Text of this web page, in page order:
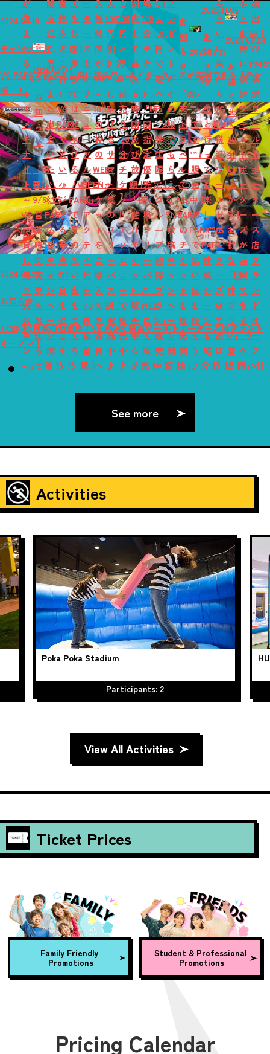
が
生
ま
れ
る
『VS
ト
キ
メ
キ
ナ
イ
ト
～
VS
PARK
貸
し
切
り
大
合
コ
ン
～』
2026.08.04
お
知
ら
せ
【重
要】
9/5(土)
営
業
時
間
変
更
の
お
知
ら
せ
降
る
丘
で、
君
と
ま
た
出
会
い
た
い。』
×VS
PARK
応
援
キ
ャ
ン
ペ
ー
ン
開
催！
夏
休
み
ど
こ
行
く？
VS
PARK
で
笑
い
ハ
ジ
け
る
最
高
の1
日
を
過
ご
そ
う！
で
も
快
適！
家
族
で
は
し
ゃ
げ
る
「VS
PARK」
で
夏
の
思
い
出
を
つ
く
ろ
う！
ー
タ
ー
ズ
店
が
リ
ニ
ュ
ー
ア
ル
OPEN♬
新
ア
ク
テ
イ
ビ
テ
ィ3
種
類
登
場！
入
場
時
間
が
9:00
～
10:15
の
枠
の
WEB
チ
ケ
ッ
ト
を
ご
購
入
の
お
客
様
へ
人
300
円
引
き！
「は
し
ゃ
げ
る
サ
マ
ー！
夏
の
フ
リ
ー
パ
ス
割」
実
施
中
♪
ら
100
円
お
得！
WEB
前
売
り
120
分
チ
ケ
ッ
ト
ア
ソ
ビ
ュ
ー
で
販
売
中
♪
閉
店
ま
で
最
長
5
時
間
遊
び
放
題！
「夜
遊
び
チ
ケ
ッ
ト」
販
売
中
☆
彡
場
120
分
チ
ケ
ッ
ト」
「時
間
指
定
優
先
入
場
フ
リ
ー
パ
ス」
WEB
に
て
販
売！
ら1
人
1,000
円
で
遊
べ
る
「大
学
生
限
定！
グ
ル
ー
プ
超
得
プ
ラ
ン」
販
売
中！
プ
レ
ゼ
ン
ト
が
そ
の
場
で
も
ら
え
る！
SNS
投
稿
キ
ャ
ン
ペ
ー
ン
開
催！
お
知
ら
せ
「楽
天
ト
ラ
ベ
ル」
で
VS
PARK
の
チ
ケ
ッ
ト
を
販
売
開
始！
2025.12.23
「写
ル
ン
で
す
™」
販
売
中！
VS
PARK
で
思
い
出
を
残
そ
う
♪
2025.11.06
お
知
ら
せ
誰
と
行
っ
て
も
楽
し
い"VS
PARK"！
体
験
シ
ー
ン
を
紹
介！
み
ら
い
に
来
た
ら
VS
PARK
横
浜
ワ
ー
ル
ド
ポ
ー
タ
ー
ズ
店
で
遊
ぼ
う！
2024.08.24
お
知
ら
せ
20
名
以
上
か
ら！
お
得
な
「団
体
プ
ラ
ン」
登
場！
ぶ
と
お
得
に
横
浜
ワ
ー
ル
ド
ポ
ー
タ
ー
ズ
が
満
喫
で
き
る
「チ
ケ
得」！
初
出
店！
VS
PARK
横
浜
ワ
ー
ル
ド
ポ
ー
タ
ー
ズ
店
グ
ラ
ン
ド
オ
ー
プ
ン！
2024.07.18
キャンペーン
VS PARKで遊ぶとお得に横浜ワールドポーターズが満喫できる「チケ
得」！
2024.05.22
お知らせ
7/18(木)神奈川初出店！VS PARK 横浜ワールドポーターズ店グランド
オープン！
See more
Activities
Poka Poka Stadium
Participants: 2
View All Activities
Ticket Prices
Family Friendly
Promotions
Student & Professional
Promotions
Pricing Calendar